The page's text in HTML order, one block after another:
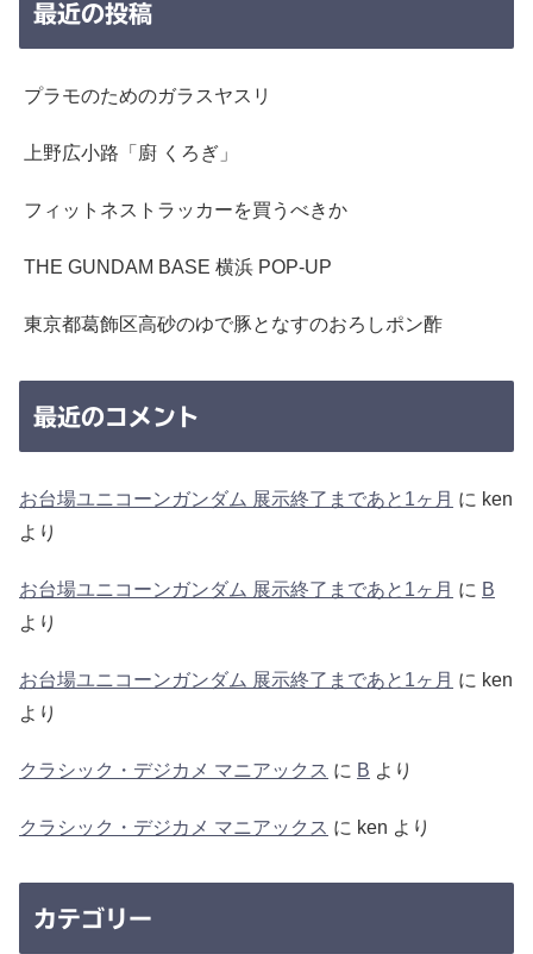
最近の投稿
プラモのためのガラスヤスリ
上野広小路「廚 くろぎ」
フィットネストラッカーを買うべきか
THE GUNDAM BASE 横浜 POP-UP
東京都葛飾区高砂のゆで豚となすのおろしポン酢
最近のコメント
お台場ユニコーンガンダム 展示終了まであと1ヶ月 に ken
より
お台場ユニコーンガンダム 展示終了まであと1ヶ月 に B
より
お台場ユニコーンガンダム 展示終了まであと1ヶ月 に ken
より
クラシック・デジカメ マニアックス に B より
クラシック・デジカメ マニアックス に ken より
カテゴリー